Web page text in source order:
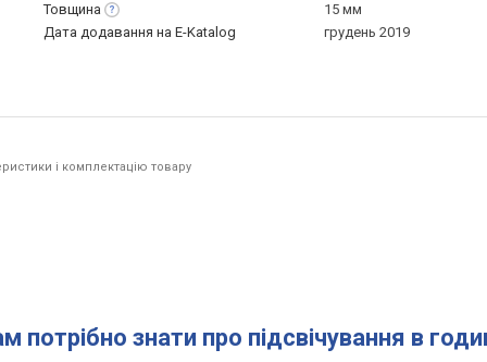
Товщина
15 мм
Дата додавання на E-Katalog
грудень 2019
і комплектацію товару
потрібно знати про підсвічування в